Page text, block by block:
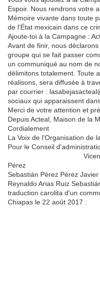
Espoir. Nous rendrons votre
Mémoire vivante dans toute
de l'État mexicain dans ce
Ajoute-toi à la Campagne :
Avant de finir, nous
groupe qui se fait passer
un communiqué au nom de
délimitons totalement. Toute
réalisons, sera diffusée à
par courrier :
sociaux qui apparaissent
Merci de votre attention et
Depuis Acteal, Maison de la
Cordialement
La Voix de l'Organisation de
Pour le Conseil
Vicente Jiménez
Pérez
Sebastián Pérez Pérez
Reynaldo Arias Ruiz
traduction carolita d'un
Chiapas le 22 août 2017 :